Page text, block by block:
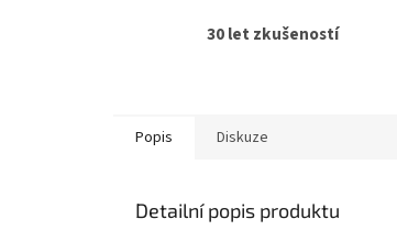
30 let zkušeností
Popis Diskuze
Detailní popis produktu